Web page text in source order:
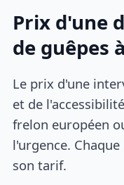
Prix d'une
de guêpes
Le prix d'une
et de
frelon européen
l'urgence.
son tarif.